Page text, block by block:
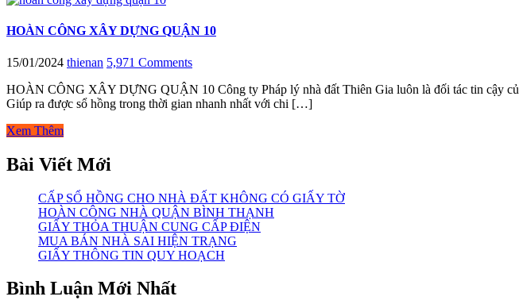
HOÀN CÔNG XÂY DỰNG QUẬN 10
15/01/2024 thienan 5,971 Comments
HOÀN CÔNG XÂY DỰNG QUẬN 10 Công ty Pháp lý nhà đất Thiên Gia luôn là đối tác tin cậy
Giúp ra được sổ hồng trong thời gian nhanh nhất với chi […]
Xem Thêm
Bài Viết Mới
CẤP SỔ HỒNG CHO NHÀ ĐẤT KHÔNG CÓ GIẤY TỜ
HOÀN CÔNG NHÀ QUẬN BÌNH THẠNH
GIẤY THỎA THUẬN CUNG CẤP ĐIỆN
MUA BÁN NHÀ SAI HIỆN TRẠNG
GIẤY THÔNG TIN QUY HOẠCH
Bình Luận Mới Nhất